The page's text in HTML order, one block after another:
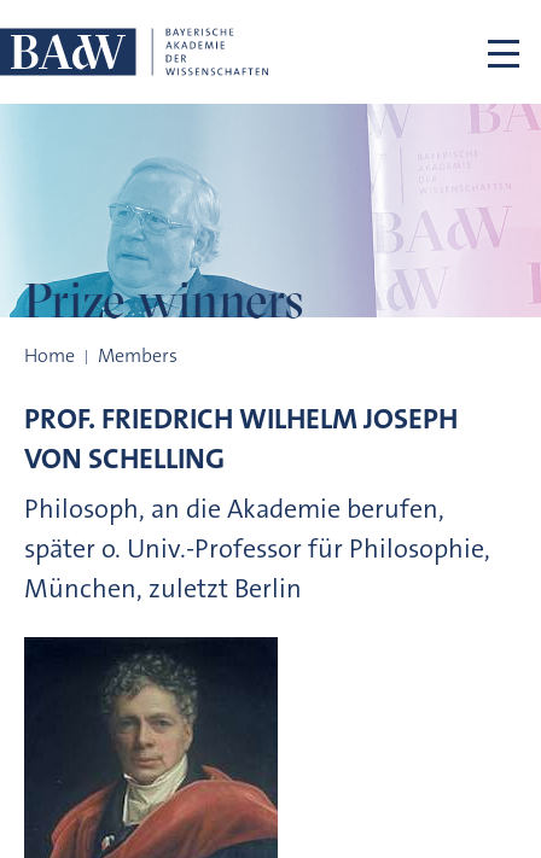
Prize winners
Home Members
PROF. FRIEDRICH WILHELM JOSEPH
VON SCHELLING
Philosoph, an die Akademie berufen,
später o. Univ.-Professor für Philosophie,
München, zuletzt Berlin